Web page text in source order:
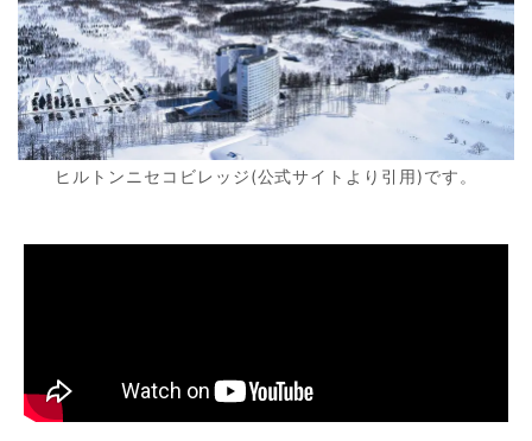
ヒルトンニセコビレッジ(公式サイトより引用)です。